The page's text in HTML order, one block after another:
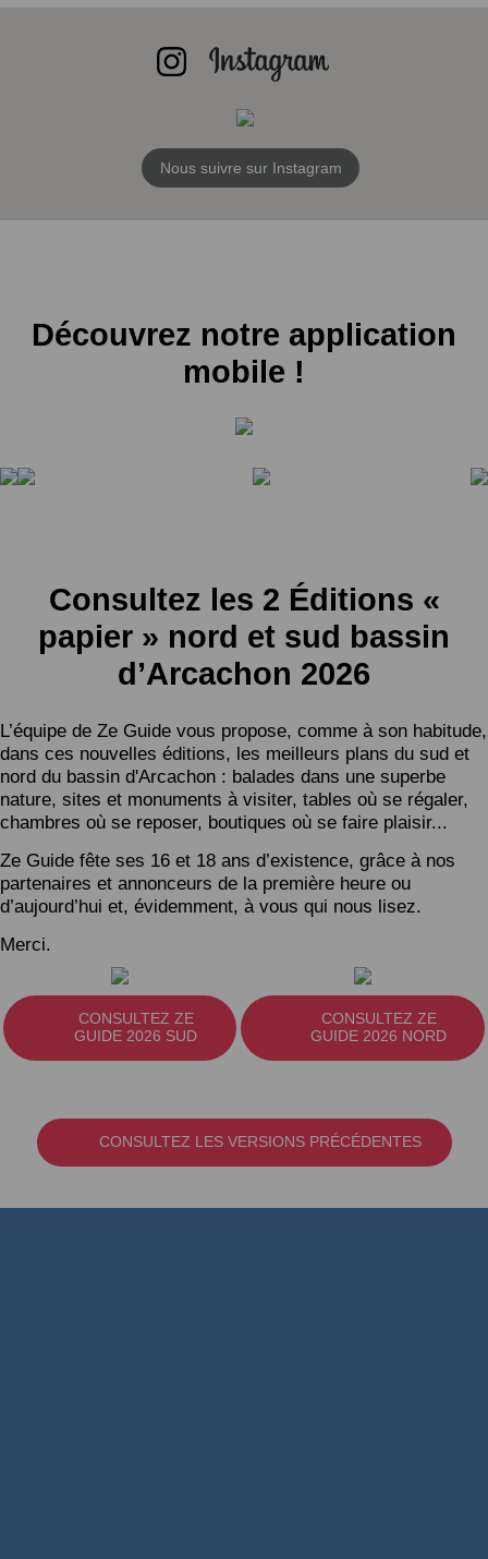
Nous suivre sur Instagram
Découvrez notre application
mobile !
Consultez les 2 Éditions «
papier » nord et sud bassin
d’Arcachon 2026
L’équipe de Ze Guide vous propose, comme à son habitude,
dans ces nouvelles éditions, les meilleurs plans du sud et
nord du bassin d'Arcachon : balades dans une superbe
nature, sites et monuments à visiter, tables où se régaler,
chambres où se reposer, boutiques où se faire plaisir...
Ze Guide fête ses 16 et 18 ans d’existence, grâce à nos
partenaires et annonceurs de la première heure ou
d’aujourd’hui et, évidemment, à vous qui nous lisez.
Merci.
CONSULTEZ ZE
GUIDE 2026 SUD
CONSULTEZ ZE
GUIDE 2026 NORD
CONSULTEZ LES VERSIONS PRÉCÉDENTES